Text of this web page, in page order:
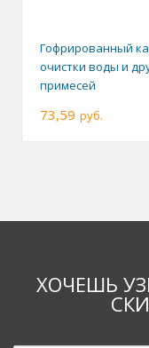
Гофрированный
очистки воды и
примесей
73,59 руб.
ХОЧЕШЬ